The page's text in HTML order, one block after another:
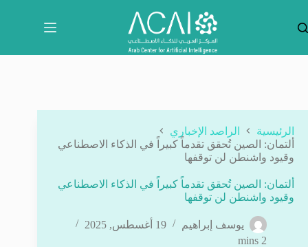
المحتوى
الرئيسية
الراصد الإخباري
ألتمان: الصين تُحقق تقدماً كبيراً في الذكاء الاصطناعي
وقيود واشنطن لن توقفها
ألتمان: الصين تُحقق تقدماً كبيراً في الذكاء الاصطناعي
وقيود واشنطن لن توقفها
يوسف إبراهيم
19 أغسطس, 2025
2 mins